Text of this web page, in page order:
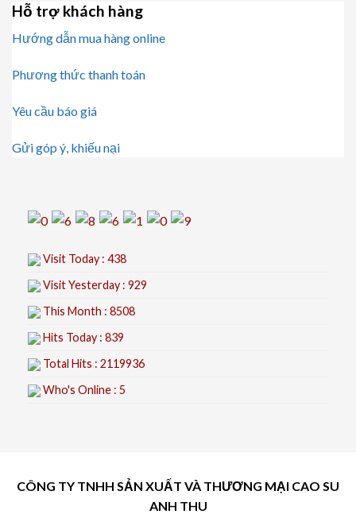
Hỗ trợ khách hàng
Hướng dẫn mua hàng online
Phương thức thanh toán
Yêu cầu báo giá
Gửi góp ý, khiếu nại
Visit Today : 438
Visit Yesterday : 929
This Month : 8508
Hits Today : 839
Total Hits : 2119936
Who's Online : 5
CÔNG TY TNHH SẢN XUẤT VÀ THƯƠNG MẠI CAO SU
ANH THU